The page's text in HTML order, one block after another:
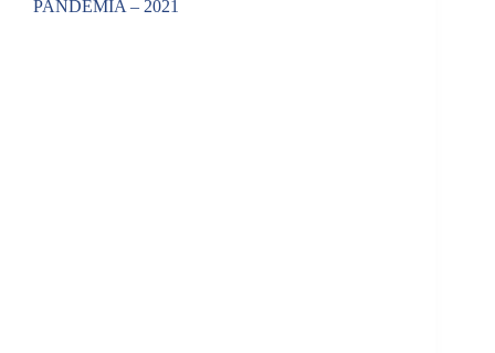
PANDEMIA – 2021